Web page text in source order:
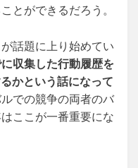
とができるだろう。
話題に上り始めてい
収集した行動履歴を
かという話になって
での競争の両者のバ
ここが一番重要にな